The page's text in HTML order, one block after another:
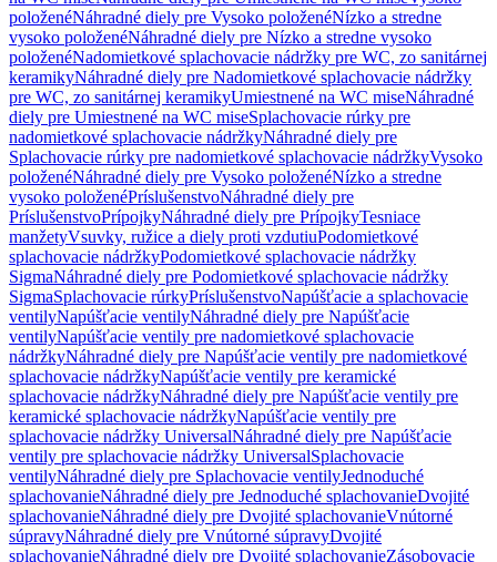
položenéNáhradné diely pre Vysoko položenéNízko a stredne
vysoko položenéNáhradné diely pre Nízko a stredne vysoko
položenéNadomietkové splachovacie nádržky pre WC, zo sanitárnej
keramikyNáhradné diely pre Nadomietkové splachovacie nádržky
pre WC, zo sanitárnej keramikyUmiestnené na WC miseNáhradné
diely pre Umiestnené na WC miseSplachovacie rúrky pre
nadomietkové splachovacie nádržkyNáhradné diely pre
Splachovacie rúrky pre nadomietkové splachovacie nádržkyVysoko
položenéNáhradné diely pre Vysoko položenéNízko a stredne
vysoko položenéPríslušenstvoNáhradné diely pre
PríslušenstvoPrípojkyNáhradné diely pre PrípojkyTesniace
manžetyVsuvky, ružice a diely proti vzdutiuPodomietkové
splachovacie nádržkyPodomietkové splachovacie nádržky
SigmaNáhradné diely pre Podomietkové splachovacie nádržky
SigmaSplachovacie rúrkyPríslušenstvoNapúšťacie a splachovacie
ventilyNapúšťacie ventilyNáhradné diely pre Napúšťacie
ventilyNapúšťacie ventily pre nadomietkové splachovacie
nádržkyNáhradné diely pre Napúšťacie ventily pre nadomietkové
splachovacie nádržkyNapúšťacie ventily pre keramické
splachovacie nádržkyNáhradné diely pre Napúšťacie ventily pre
keramické splachovacie nádržkyNapúšťacie ventily pre
splachovacie nádržky UniversalNáhradné diely pre Napúšťacie
ventily pre splachovacie nádržky UniversalSplachovacie
ventilyNáhradné diely pre Splachovacie ventilyJednoduché
splachovanieNáhradné diely pre Jednoduché splachovanieDvojité
splachovanieNáhradné diely pre Dvojité splachovanieVnútorné
súpravyNáhradné diely pre Vnútorné súpravyDvojité
splachovanieNáhradné diely pre Dvojité splachovanieZásobovacie